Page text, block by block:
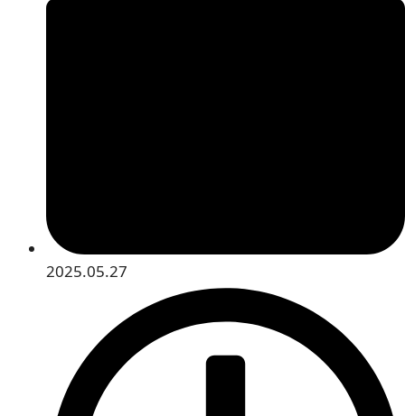
2025.05.27